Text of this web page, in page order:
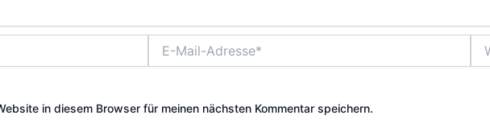
Mail-
in diesem Browser für meinen nächsten Kommentar speichern.